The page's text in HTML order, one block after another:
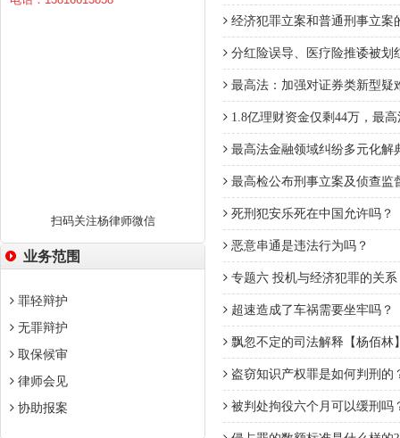
扫码关注杨律师微信
业务范围
罪轻辩护
无罪辩护
取保候审
律师会见
协助报案
经济犯罪立案和普通刑事立案
分红险误导、医疗险推诿被划
最高法：加强对证券类新型疑
1.8亿理财资金仅剩44万，最
最高法金融领域纠纷多元化解
最高检公布刑事立案及侦查监
死刑犯安乐死在中国允许吗？
恶意串通是违法行为吗？
专题六 投机与经济犯罪的关
超速造成了车祸需要坐牢吗？
飘忽不定的司法解释【杨佰林
盗窃知识产权罪是如何判刑的
被判处拘役六个月可以缓刑吗